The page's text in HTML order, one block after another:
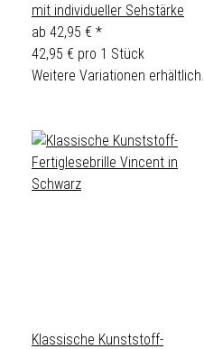
mit individueller Sehstärke
ab 42,95 € *
42,95 € pro 1 Stück
Weitere Variationen erhältlich.
Klassische Kunststoff-